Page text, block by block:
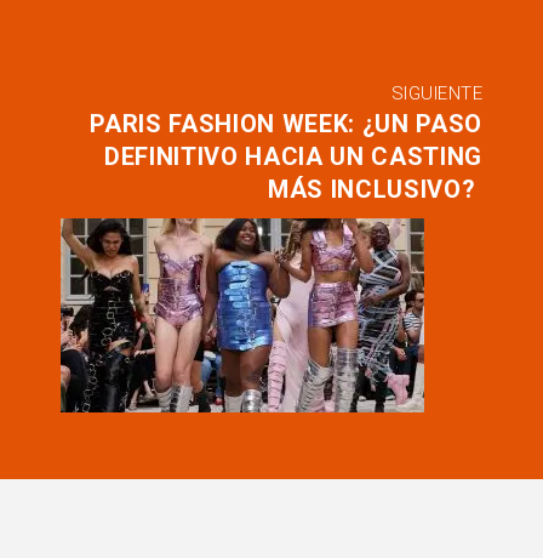
SIGUIENTE
PARIS FASHION WEEK: ¿UN PASO
DEFINITIVO HACIA UN CASTING
MÁS INCLUSIVO?